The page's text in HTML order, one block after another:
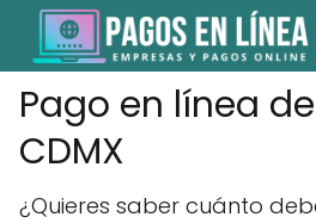
Pago en línea
CDMX
¿Quieres saber cuánto